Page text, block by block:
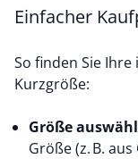
Einfacher
So finden Sie
Kurzgröße:
Größe
Größe (z. B.